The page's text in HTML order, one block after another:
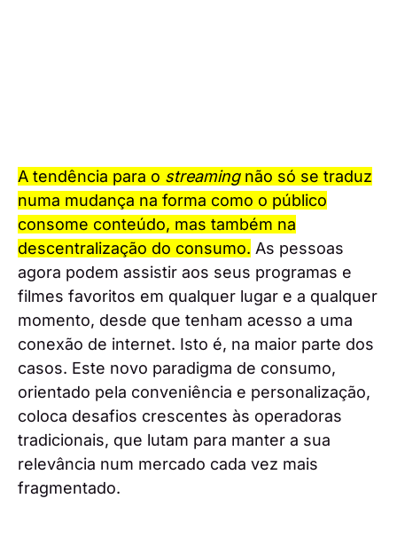
A tendência para o streamingnão só se traduz
numa mudança na forma como o público
consome conteúdo, mas também na
descentralização do consumo. As pessoas
agora podem assistir aos seus programas e
filmes favoritos em qualquer lugar e a qualquer
momento, desde que tenham acesso a uma
conexão de internet. Isto é, na maior parte dos
casos. Este novo paradigma de consumo,
orientado pela conveniência e personalização,
coloca desafios crescentes às operadoras
tradicionais, que lutam para manter a sua
relevância num mercado cada vez mais
fragmentado.